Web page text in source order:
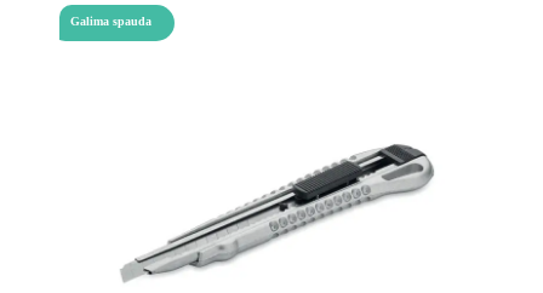
Galima spauda